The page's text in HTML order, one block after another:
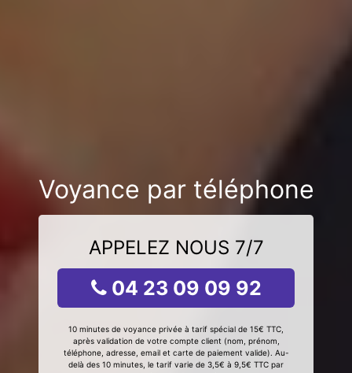
Voyance par téléphone
APPELEZ NOUS 7/7
04 23 09 09 92
10 minutes de voyance privée à tarif spécial de 15€ TTC,
après validation de votre compte client (nom, prénom,
téléphone, adresse, email et carte de paiement valide). Au-
delà des 10 minutes, le tarif varie de 3,5€ à 9,5€ TTC par